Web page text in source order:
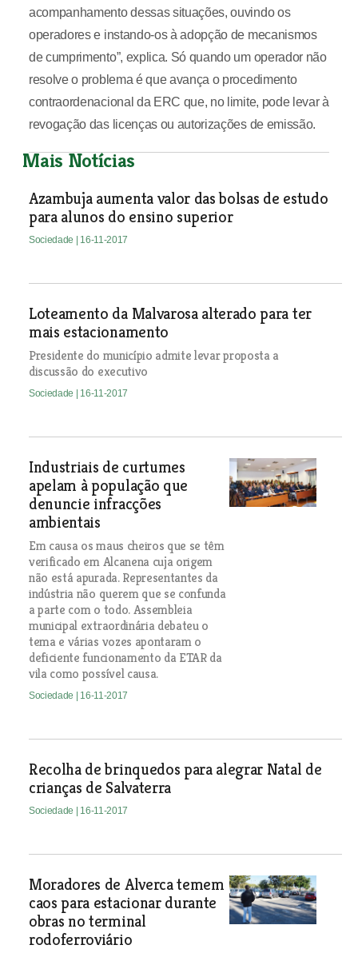
acompanhamento dessas situações, ouvindo os
operadores e instando-os à adopção de mecanismos
de cumprimento”, explica. Só quando um operador não
resolve o problema é que avança o procedimento
contraordenacional da ERC que, no limite, pode levar à
revogação das licenças ou autorizações de emissão.
Mais Notícias
Azambuja aumenta valor das bolsas de estudo
para alunos do ensino superior
Sociedade | 16-11-2017
Loteamento da Malvarosa alterado para ter
mais estacionamento
Presidente do município admite levar proposta a
discussão do executivo
Sociedade | 16-11-2017
Industriais de curtumes
apelam à população que
denuncie infracções
ambientais
Em causa os maus cheiros que se têm
verificado em Alcanena cuja origem
não está apurada. Representantes da
indústria não querem que se confunda
a parte com o todo. Assembleia
municipal extraordinária debateu o
tema e várias vozes apontaram o
deficiente funcionamento da ETAR da
vila como possível causa.
Sociedade | 16-11-2017
Recolha de brinquedos para alegrar Natal de
crianças de Salvaterra
Sociedade | 16-11-2017
Moradores de Alverca temem
caos para estacionar durante
obras no terminal
rodoferroviário